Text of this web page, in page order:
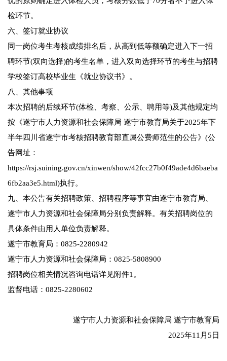
检环节。
六、签订就业协议
同一岗位考生考核成绩排名后，从高到低等额确定进入下一招
聘环节(双向选择)的考生名单，进入双向选择环节的考生与招聘
学校签订高校毕业生《就业协议书》。
八、其他事项
本次招聘的后续环节(体检、考察、公示、聘用等)及其他规定均
按《遂宁市人力资源和社会保障局 遂宁市教育局关于2025年下
半年四川省遂宁市考核招聘教育部直属公费师范生的公告》(公
告网址：
https://rsj.suining.gov.cn/xinwen/show/42fcc27b0f49ade4d6baeba
6fb2aa3e5.html)执行。
九、本公告有关招聘政策、招聘程序等事宜由遂宁市教育局、
遂宁市人力资源和社会保障局分别负责解释。有关招聘岗位的
具体条件由用人单位负责解释。
遂宁市教育局：0825-2280942
遂宁市人力资源和社会保障局：0825-5808900
招聘岗位相关情况咨询电话详见附件1。
监督电话：0825-2280602
遂宁市人力资源和社会保障局 遂宁市教育局
2025年11月5日